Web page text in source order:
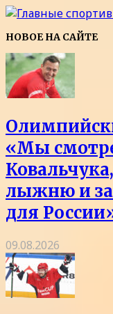
НОВОЕ НА САЙТЕ
«Мы
лыжню и
для
09.08.2026